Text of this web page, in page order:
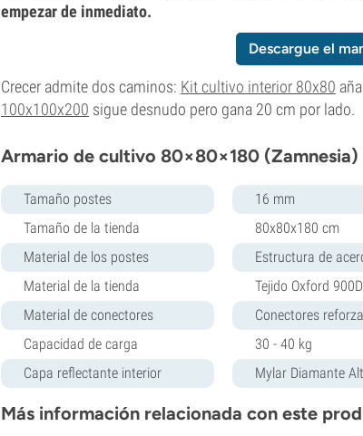
empezar de inmediato.
Descargue el
Crecer admite dos caminos: Kit cultivo interior 80x80
100x100x200 sigue desnudo pero gana 20 cm por lado.
Armario de cultivo 80×80×180 (Zamnesia)
Tamaño postes
16 mm
Tamaño de la tienda
80x80x180 cm
Material de los postes
Estructura de
Material de la tienda
Tejido Oxford
Material de conectores
Conectores
Capacidad de carga
30 - 40 kg
Capa reflectante interior
Mylar Diamante
Más información relacionada con este